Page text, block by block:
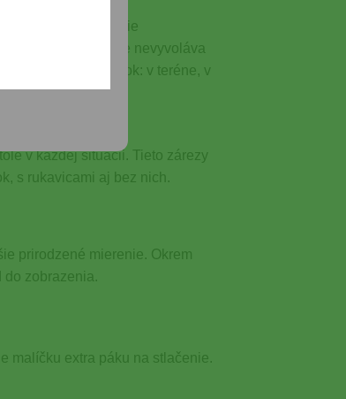
na poskytovanie
čo znamená, že nevyvoláva
podmienok: v teréne, v
v každej situácii. Tieto zárezy
s rukavicami aj bez nich.
prirodzené mierenie. Okrem
do zobrazenia.
malíčku extra páku na stlačenie.